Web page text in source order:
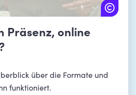
Präsenz, online
über die Formate und
funktioniert.